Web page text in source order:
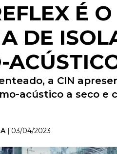
É
DE
a CIN
acústico a seco e
| 03/04/2023